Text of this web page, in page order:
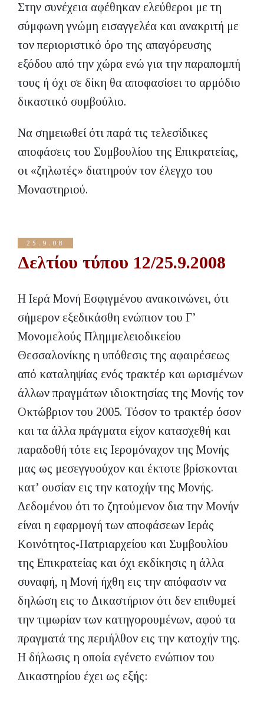
Στην συνέχεια αφέθηκαν ελεύθεροι με τη
σύμφωνη γνώμη εισαγγελέα και ανακριτή με
τον περιοριστικό όρο της απαγόρευσης
εξόδου από την χώρα ενώ για την παραπομπή
τους ή όχι σε δίκη θα αποφασίσει το αρμόδιο
δικαστικό συμβούλιο.
Να σημειωθεί ότι παρά τις τελεσίδικες
αποφάσεις του Συμβουλίου της Επικρατείας,
οι «ζηλωτές» διατηρούν τον έλεγχο του
Μοναστηριού.
25.9.08
Δελτίου τύπου 12/25.9.2008
Η Ιερά Μονή Εσφιγμένου ανακοινώνει, ότι
σήμερον εξεδικάσθη ενώπιον του Γ’
Μονομελούς Πλημμελειοδικείου
Θεσσαλονίκης η υπόθεσις της αφαιρέσεως
από καταληψίας ενός τρακτέρ και ωρισμένων
άλλων πραγμάτων ιδιοκτησίας της Μονής τον
Οκτώβριον του 2005. Τόσον το τρακτέρ όσον
και τα άλλα πράγματα είχον κατασχεθή και
παραδοθή τότε εις Ιερομόναχον της Μονής
μας ως μεσεγγυούχον και έκτοτε βρίσκονται
κατ’ ουσίαν εις την κατοχήν της Μονής.
Δεδομένου ότι το ζητούμενον δια την Μονήν
είναι η εφαρμογή των αποφάσεων Ιεράς
Κοινότητος-Πατριαρχείου και Συμβουλίου
της Επικρατείας και όχι εκδίκησις η άλλα
συναφή, η Μονή ήχθη εις την απόφασιν να
δηλώση εις το Δικαστήριον ότι δεν επιθυμεί
την τιμωρίαν των κατηγορουμένων, αφού τα
πραγματά της περιήλθον εις την κατοχήν της.
Η δήλωσις η οποία εγένετο ενώπιον του
Δικαστηρίου έχει ως εξής: